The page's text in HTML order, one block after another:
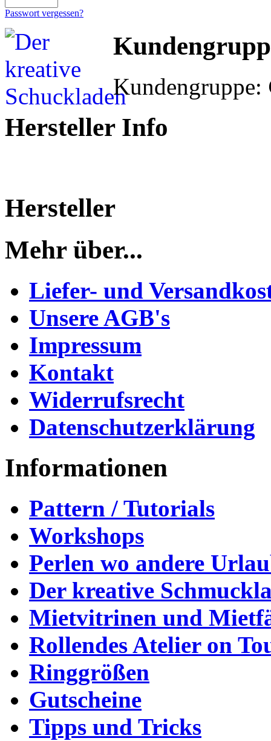
Passwort vergessen?
Kundengruppe:
Hersteller Info
Hersteller
Mehr über...
Liefer- und
Unsere AGB's
Impressum
Kontakt
Widerrufsrecht
Datenschutzerklärung
Informationen
Pattern / Tutorials
Workshops
Perlen wo andere
Der kreative
Mietvitrinen und
Rollendes Atelier on
Ringgrößen
Gutscheine
Tipps und Tricks